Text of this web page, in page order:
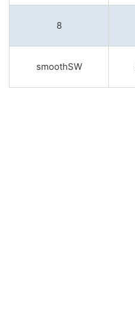
8
smoothSW